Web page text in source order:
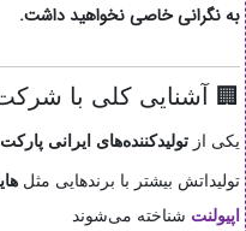
به نگرانی خاصی نخواهید داشت.
🏢 آشنایی کلی با
یکی از تولیدکننده‌های ایرانی
تولیداتش بیشتر با برندهایی مثل
اپیولنت شناخته می‌شوند